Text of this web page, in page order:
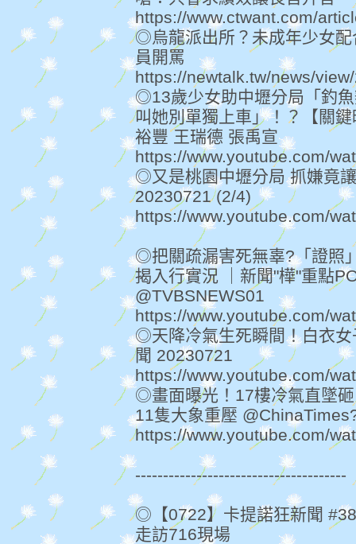
https://www.ctwant.com/
◎烏龍派出所？未成年少女
員開罵
https://newtalk.tw/news/
◎13歲少女助中壢分局「釣
叫她別單獨上車」！？【關
裕豐 王瑞德 張禹宣
https://www.youtube.com/
◎又是桃園中壢分局 抓嫌竟
20230721 (2/4)
https://www.youtube.com/
◎把關疏漏害死無辜?「證照
揭入行實況 ｜新聞"樺"重點
@TVBSNEWS01
https://www.youtube.com/
◎天降冷氣生死瞬間！白衣
聞 20230721
https://www.youtube.com/
◎畫面曝光！17樓冷氣直墜
11隻大象重壓
https://www.youtube.com/
--------------------------------------
◎【0722】卡提諾狂新聞
走訪716現場